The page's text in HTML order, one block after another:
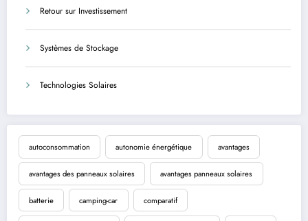
Retour sur Investissement
Systèmes de Stockage
Technologies Solaires
autoconsommation autonomie énergétique avantages
avantages des panneaux solaires avantages panneaux solaires
batterie camping-car comparatif